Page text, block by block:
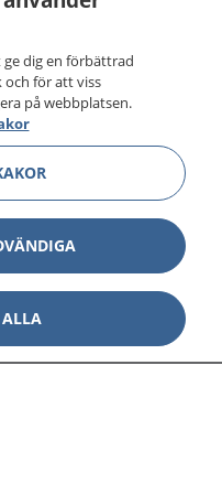
och information om
du kan kontakta.
och göra dina
1177 för
Visa
dig en förbättrad
och för att viss
på webbplatsen.